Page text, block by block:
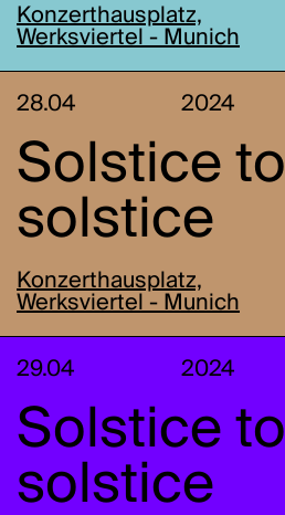
Konzerthausplatz,
Werksviertel - Munich
28.04 2024
Solstice to
solstice
Konzerthausplatz,
Werksviertel - Munich
29.04 2024
Solstice to
solstice